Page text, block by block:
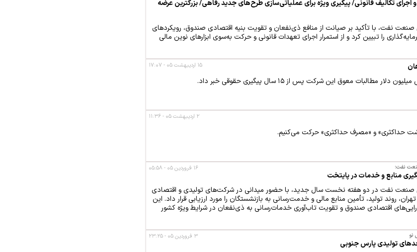
تکالیف قانونی/ پیگیری ویژه برای عملیاتی‌سازی طرح‌های جدید رفاهی/ بزرگترین عرضه
نفت، با تأکید بر صیانت از منافع ذی‌نفعان و تقویت بنیه اقتصادی صندوق، رویکردهای
را تبیین کرد و از استمرار اجرای تعهدات قانونی و حرکت به‌سوی ابزارهای نوین مالی
معوق این شرکت پس از ۱۵ سال پیگیری حقوقی خبر داد.
۱۵ اردیبهشت ۰۵ - ۱۷:۰۷
حداکثری» و «مصرف حداکثری» حرکت می‌کنیم.
۲ اردیبهشت ۰۵ - ۱۱:۳۶
نفت؛
منابع و خدمات در پایتخت
صنعت نفت در دو هفته نخست سال جدید، با حضور میدانی در شرکت‌های تولیدی و اقتصادی
روند تولید، تأمین منابع مالی و خدمت‌رسانی به بازنشستگان را مورد ارزیابی قرار داد. این
اقتصادی صندوق و تقویت تاب‌آوری خدمات‌رسانی به ذی‌نفعان در شرایط ویژه کشور
۱۶ فروردین ۰۵ - ۰۵:۵۸
نو
تولیدی پارس جنوبی
۳ فروردین ۰۵ - ۲۳:۲۵